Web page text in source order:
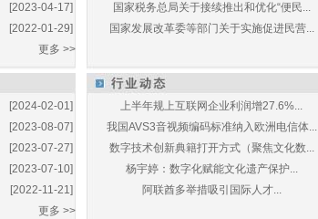
[2023-04-17]
[2022-01-29]
更多 >>
国家税务总局关于接续推出和优化“便民...
国家发展改革委等部门关于实施促进民营...
[2024-02-01]
[2023-08-07]
[2023-07-27]
[2023-07-10]
[2022-11-21]
更多 >>
上半年规上互联网企业利润增27.6%...
我国AVS3音视频编码标准纳入欧洲电信体...
数字技术创新典籍打开方式（聚焦文化数...
杨宇婷：数字化赋能文化遗产保护...
阿联酋多举措吸引国际人才...